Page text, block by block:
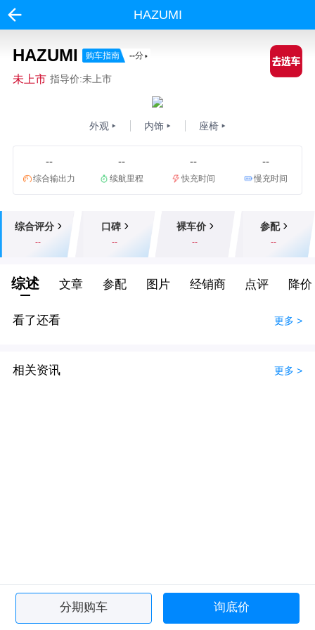
HAZUMI
HAZUMI 购车指南 --分
未上市 指导价:未上市
外观 内饰 座椅
--
综合输出力
--
续航里程
--
快充时间
--
慢充时间
综合评分
--
口碑
--
裸车价
--
参配
--
综述 文章 参配 图片 经销商 点评 降价
看了还看 更多 >
相关资讯 更多 >
分期购车 询底价